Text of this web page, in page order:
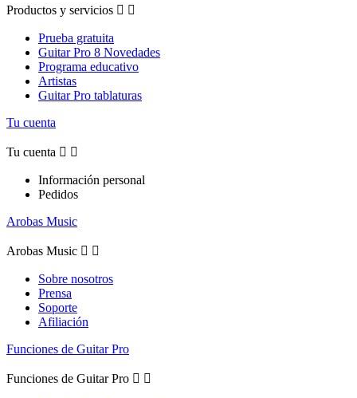
Productos y servicios  
Prueba gratuita
Guitar Pro 8 Novedades
Programa educativo
Artistas
Guitar Pro tablaturas
Tu cuenta
Tu cuenta  
Información personal
Pedidos
Arobas Music
Arobas Music  
Sobre nosotros
Prensa
Soporte
Afiliación
Funciones de Guitar Pro
Funciones de Guitar Pro  